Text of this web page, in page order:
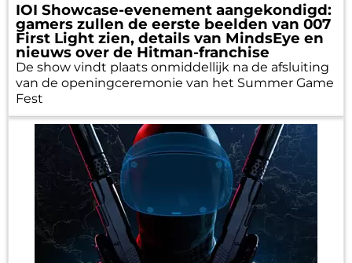
IOI Showcase-evenement aangekondigd:
gamers zullen de eerste beelden van 007
First Light zien, details van MindsEye en
nieuws over de Hitman-franchise
De show vindt plaats onmiddellijk na de afsluiting
van de openingceremonie van het Summer Game
Fest